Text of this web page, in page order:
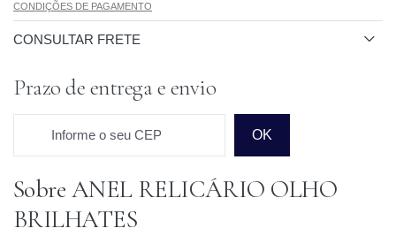
CONDIÇÕES DE PAGAMENTO
CONSULTAR FRETE
Prazo de entrega e envio
Informe o seu CEP OK
Prazo para o CEP
Sobre ANEL RELICÁRIO OLHO
BRILHATES